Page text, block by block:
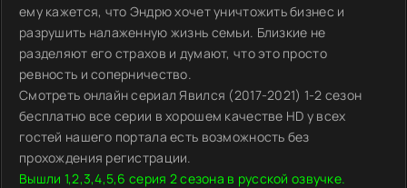
ему кажется, что Эндрю хочет уничтожить бизнес и
разрушить налаженную жизнь семьи. Близкие не
разделяют его страхов и думают, что это просто
ревность и соперничество.
Смотреть онлайн сериал Явился (2017-2021) 1-2 сезон
бесплатно все серии в хорошем качестве HD у всех
гостей нашего портала есть возможность без
прохождения регистрации.
Вышли 1,2,3,4,5,6 серия 2 сезона в русской озвучке.